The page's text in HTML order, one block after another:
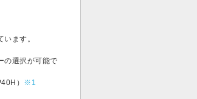
ます。
の選択が可能で
） ※1